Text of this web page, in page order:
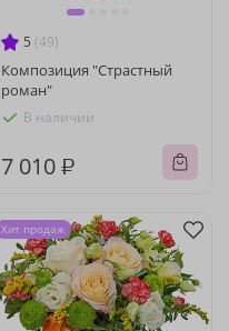
5 (49)
Композиция "Страстный
роман"
В наличии
7 010 ₽
Хит продаж